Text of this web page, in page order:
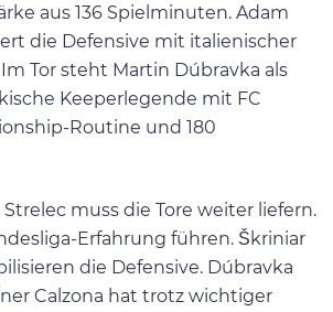
aus 136 Spielminuten. Adam
die Defensive mit italienischer
Tor steht Martin Dúbravka als
Keeperlegende mit FC
Routine und 180
Strelec muss die Tore weiter liefern.
Erfahrung führen. Škriniar
die Defensive. Dúbravka
Calzona hat trotz wichtiger